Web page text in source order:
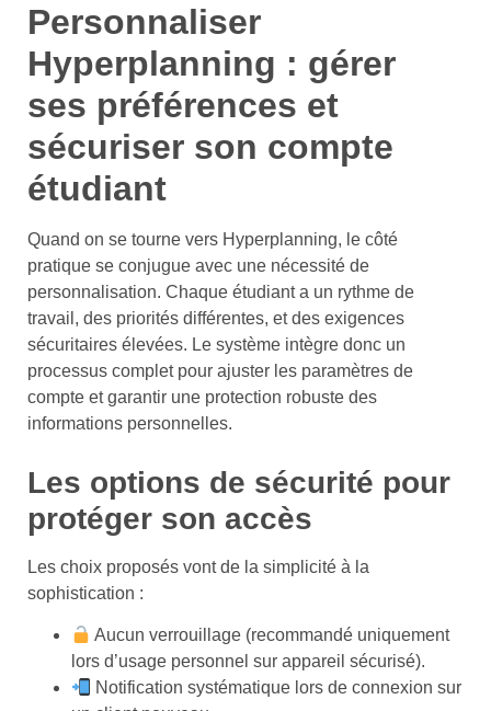
Personnaliser
Hyperplanning : gérer
ses préférences et
sécuriser son compte
étudiant
Quand on se tourne vers Hyperplanning, le côté
pratique se conjugue avec une nécessité de
personnalisation. Chaque étudiant a un rythme de
travail, des priorités différentes, et des exigences
sécuritaires élevées. Le système intègre donc un
processus complet pour ajuster les paramètres de
compte et garantir une protection robuste des
informations personnelles.
Les options de sécurité pour
protéger son accès
Les choix proposés vont de la simplicité à la
sophistication :
Aucun verrouillage (recommandé uniquement
lors d’usage personnel sur appareil sécurisé).
Notification systématique lors de connexion sur